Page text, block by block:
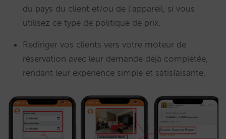
du pays du client et/ou de l’appareil, si vous
utilisez ce type de politique de prix.
Rediriger vos clients vers votre moteur de
réservation avec leur demande déjà complétée,
rendant leur expérience simple et satisfaisante.